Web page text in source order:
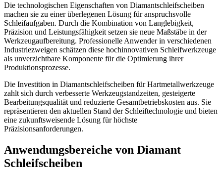
Die technologischen Eigenschaften von Diamantschleifscheiben
machen sie zu einer überlegenen Lösung für anspruchsvolle
Schleifaufgaben. Durch die Kombination von Langlebigkeit,
Präzision und Leistungsfähigkeit setzen sie neue Maßstäbe in der
Werkzeugaufbereitung. Professionelle Anwender in verschiedenen
Industriezweigen schätzen diese hochinnovativen Schleifwerkzeuge
als unverzichtbare Komponente für die Optimierung ihrer
Produktionsprozesse.
Die Investition in Diamantschleifscheiben für Hartmetallwerkzeuge
zahlt sich durch verbesserte Werkzeugstandzeiten, gesteigerte
Bearbeitungsqualität und reduzierte Gesamtbetriebskosten aus. Sie
repräsentieren den aktuellen Stand der Schleiftechnologie und bieten
eine zukunftsweisende Lösung für höchste
Präzisionsanforderungen.
Anwendungsbereiche von Diamant
Schleifscheiben